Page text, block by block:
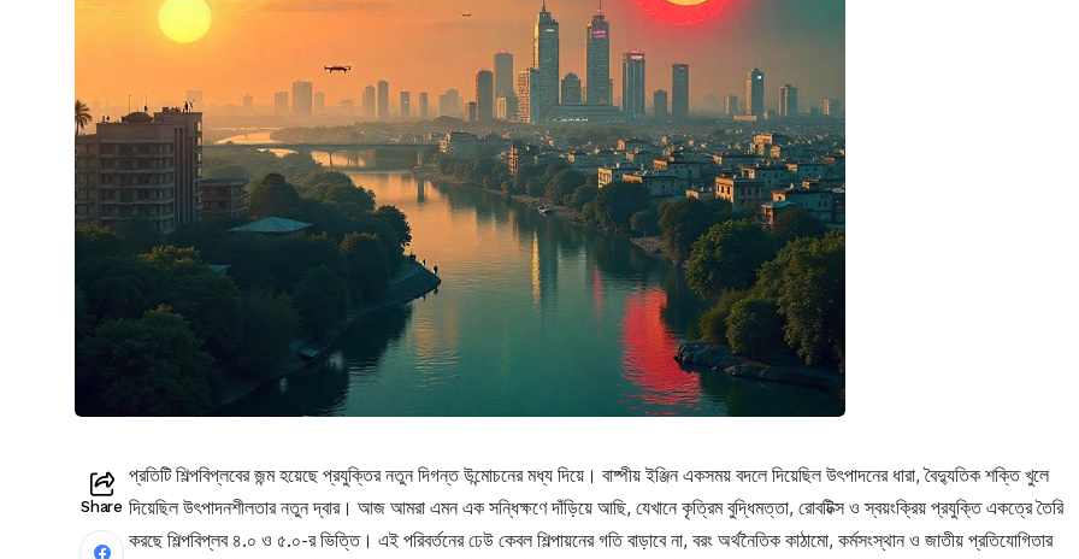
Share
প্রতিটি শিল্পবিপ্লবের জন্ম হয়েছে প্রযুক্তির নতুন দিগন্ত উন্মোচনের মধ্য দিয়ে। বাষ্পীয় ইঞ্জিন একসময় বদলে দিয়েছিল উৎপাদনের ধারা, বৈদ্যুতিক শক্তি খুলে
দিয়েছিল উৎপাদনশীলতার নতুন দ্বার। আজ আমরা এমন এক সন্ধিক্ষণে দাঁড়িয়ে আছি, যেখানে কৃত্রিম বুদ্ধিমত্তা, রোবটিক্স ও স্বয়ংক্রিয় প্রযুক্তি একত্রে তৈরি
করছে শিল্পবিপ্লব ৪.০ ও ৫.০-র ভিত্তি। এই পরিবর্তনের ঢেউ কেবল শিল্পায়নের গতি বাড়াবে না, বরং অর্থনৈতিক কাঠামো, কর্মসংস্থান ও জাতীয় প্রতিযোগিতার